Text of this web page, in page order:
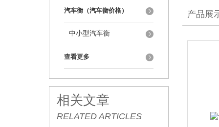
汽车衡（汽车衡价格）
中小型汽车衡
查看更多
相关文章
RELATED ARTICLES
产品展